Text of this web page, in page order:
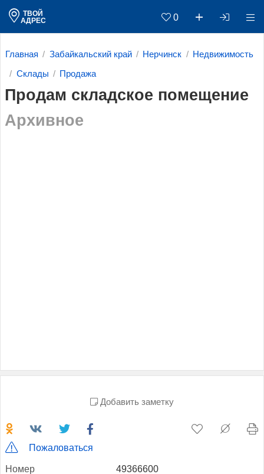
ТВОЙ
АДРЕС
0
Главная Забайкальский край Нерчинск Недвижимость
Склады Продажа
Продам складское помещение
Архивное
Добавить заметку
Пожаловаться
Но­мер 49366600